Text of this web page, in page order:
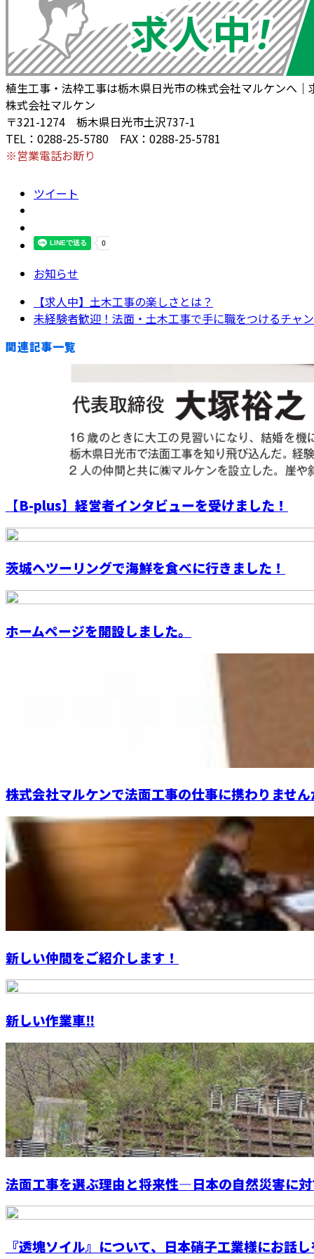
植生工事・法枠工事は栃木県日光市の株式会社マルケンへ｜
株式会社マルケン
〒321-1274 栃木県日光市土沢737-1
TEL：0288-25-5780 FAX：0288-25-5781
※営業電話お断り
ツイート
お知らせ
【求人中】土木工事の楽しさとは？
未経験者歓迎！法面・土木工事で手に職をつけるチャ
関連記事一覧
【B-plus】経営者インタビューを受けました！
茨城へツーリングで海鮮を食べに行きました！
ホームページを開設しました。
株式会社マルケンで法面工事の仕事に携わりませ
新しい仲間をご紹介します！
新しい作業車‼️
法面工事を選ぶ理由と将来性—日本の自然災害に
『透塊ソイル』について、日本硝子工業様にお話